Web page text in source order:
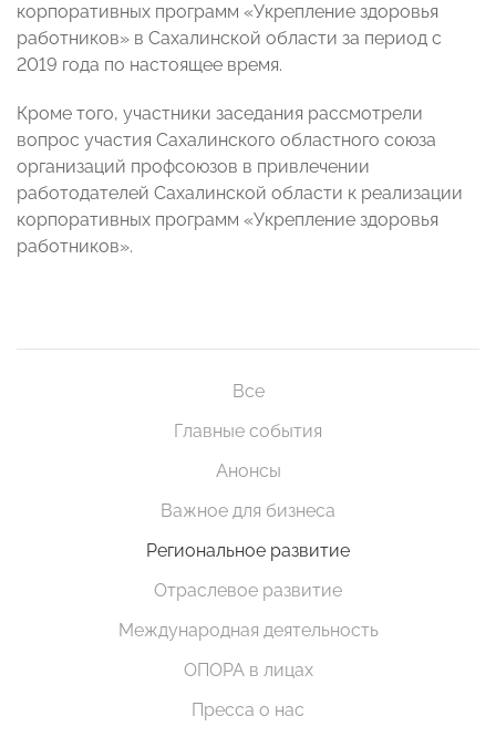
корпоративных программ «Укрепление здоровья
работников» в Сахалинской области за период с
2019 года по настоящее время.
Кроме того, участники заседания рассмотрели
вопрос участия Сахалинского областного союза
организаций профсоюзов в привлечении
работодателей Сахалинской области к реализации
корпоративных программ «Укрепление здоровья
работников».
Все
Главные события
Анонсы
Важное для бизнеса
Региональное развитие
Отраслевое развитие
Международная деятельность
ОПОРА в лицах
Пресса о нас